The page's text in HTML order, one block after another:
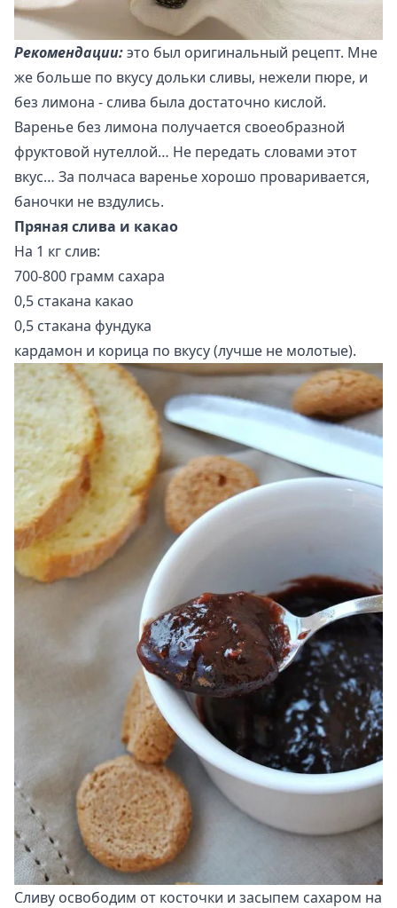
Рекомендации:это был оригинальный рецепт. Мне
же больше по вкусу дольки сливы, нежели пюре, и
без лимона - слива была достаточно кислой.
Варенье без лимона получается своеобразной
фруктовой нутеллой… Не передать словами этот
вкус… За полчаса варенье хорошо проваривается,
баночки не вздулись.
Пряная слива и какао
На 1 кг слив:
700-800 грамм сахара
0,5 стакана какао
0,5 стакана фундука
кардамон и корица по вкусу (лучше не молотые).
Сливу освободим от косточки и засыпем сахаром на